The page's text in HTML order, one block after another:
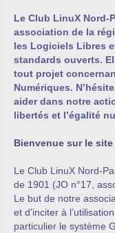
Le Club LinuX Nord-
association de la
les Logiciels Libres
standards ouverts.
tout projet
Numériques.
aider dans notre
libertés et l’égalité
Bienvenue sur le
Le Club LinuX Nord-
de 1901 (JO n°17,
Le but de notre
et d’inciter à
particulier le système